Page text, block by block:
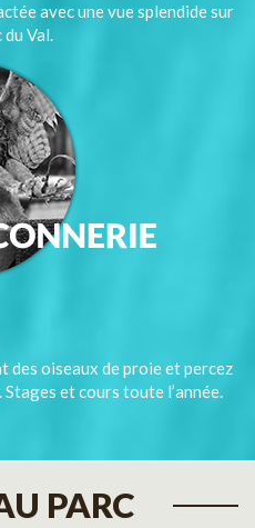
avec une vue splendide sur
du Val.
des oiseaux de proie et percez
et cours toute l’année.
PARC